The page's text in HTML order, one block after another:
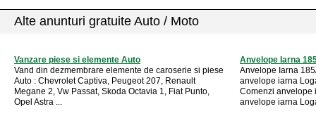
Alte anunturi gratuite Auto / Moto
Vanzare piese si elemente Auto
Vand din dezmembrare elemente de caroserie si piese
Auto : Chevrolet Captiva, Peugeot 207, Renault
Megane 2, Vw Passat, Skoda Octavia 1, Fiat Punto,
Opel Astra ...
Anvelope Iarna
Anvelope Iarna
anvelope iarna
Comenzi anvelope
anvelope iarna